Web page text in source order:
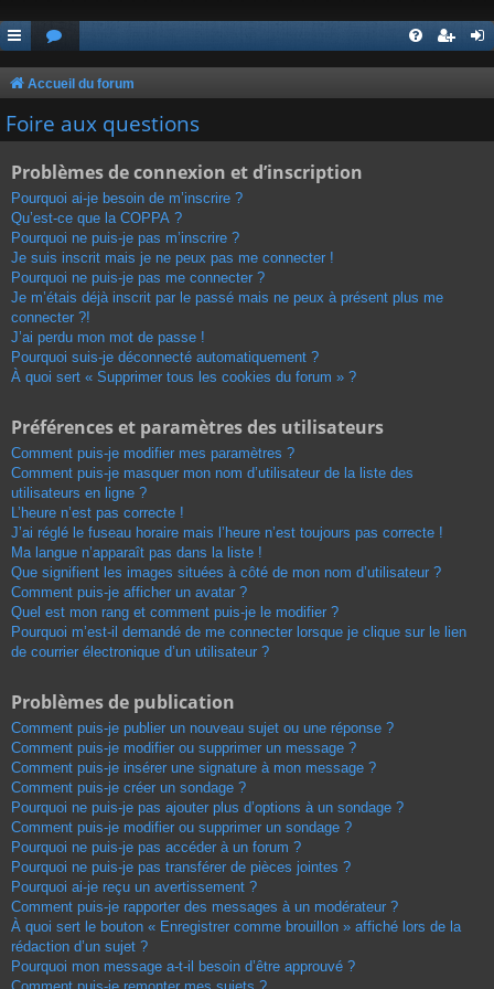
Accueil du forum
Foire aux questions
Problèmes de connexion et d’inscription
Pourquoi ai-je besoin de m’inscrire ?
Qu’est-ce que la COPPA ?
Pourquoi ne puis-je pas m’inscrire ?
Je suis inscrit mais je ne peux pas me connecter !
Pourquoi ne puis-je pas me connecter ?
Je m’étais déjà inscrit par le passé mais ne peux à présent plus me
connecter ?!
J’ai perdu mon mot de passe !
Pourquoi suis-je déconnecté automatiquement ?
À quoi sert « Supprimer tous les cookies du forum » ?
Préférences et paramètres des utilisateurs
Comment puis-je modifier mes paramètres ?
Comment puis-je masquer mon nom d’utilisateur de la liste des
utilisateurs en ligne ?
L’heure n’est pas correcte !
J’ai réglé le fuseau horaire mais l’heure n’est toujours pas correcte !
Ma langue n’apparaît pas dans la liste !
Que signifient les images situées à côté de mon nom d’utilisateur ?
Comment puis-je afficher un avatar ?
Quel est mon rang et comment puis-je le modifier ?
Pourquoi m’est-il demandé de me connecter lorsque je clique sur le lien
de courrier électronique d’un utilisateur ?
Problèmes de publication
Comment puis-je publier un nouveau sujet ou une réponse ?
Comment puis-je modifier ou supprimer un message ?
Comment puis-je insérer une signature à mon message ?
Comment puis-je créer un sondage ?
Pourquoi ne puis-je pas ajouter plus d’options à un sondage ?
Comment puis-je modifier ou supprimer un sondage ?
Pourquoi ne puis-je pas accéder à un forum ?
Pourquoi ne puis-je pas transférer de pièces jointes ?
Pourquoi ai-je reçu un avertissement ?
Comment puis-je rapporter des messages à un modérateur ?
À quoi sert le bouton « Enregistrer comme brouillon » affiché lors de la
rédaction d’un sujet ?
Pourquoi mon message a-t-il besoin d’être approuvé ?